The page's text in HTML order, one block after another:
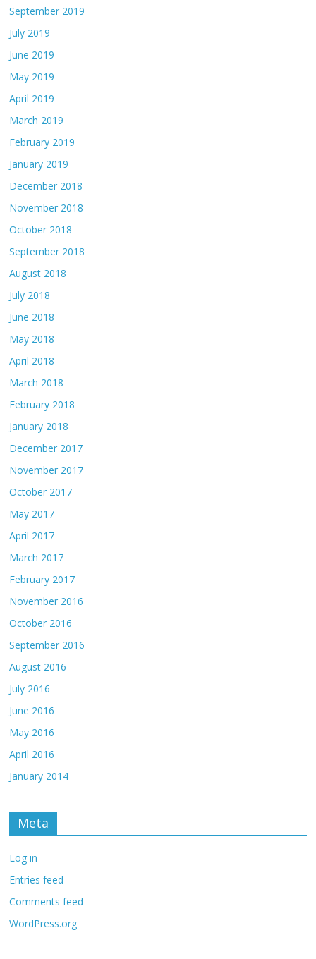
September 2019
July 2019
June 2019
May 2019
April 2019
March 2019
February 2019
January 2019
December 2018
November 2018
October 2018
September 2018
August 2018
July 2018
June 2018
May 2018
April 2018
March 2018
February 2018
January 2018
December 2017
November 2017
October 2017
May 2017
April 2017
March 2017
February 2017
November 2016
October 2016
September 2016
August 2016
July 2016
June 2016
May 2016
April 2016
January 2014
Meta
Log in
Entries feed
Comments feed
WordPress.org